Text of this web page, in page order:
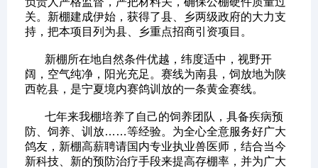
关。新棚建成伊始，获得了县、乡两级政府的大力支
持，把本项目列为县、乡重点招商引资项目。
新棚所在地自然条件优越，纬度适中，视野开
阔，空气纯净，阳光充足。赛线为南县，饲放地为陕
西乾县，是宁夏境内赛鸽训放的一条黄金赛线。
七年来我棚培养了自己的饲养团队，具备疾病预
防、饲养、训放……等经验。为全心全意服务好广大
鸽友，新棚高薪聘请国内专业执业兽医师，结合当今
新科技、新的预防治疗手段来提高存棚率，并为广大